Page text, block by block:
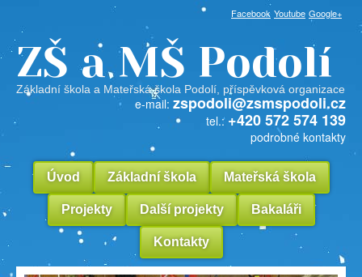
Facebook Youtube Google+
ZŠ a MŠ Podolí
Základní škola a Mateřská škola Podolí, příspěvková organizace
e-mail: zspodoli@zsmspodoli.cz
tel.: +420 572 574 139
podrobné kontakty
Úvod Základní škola Mateřská škola
Projekty Další projekty Bakaláři
Kontakty